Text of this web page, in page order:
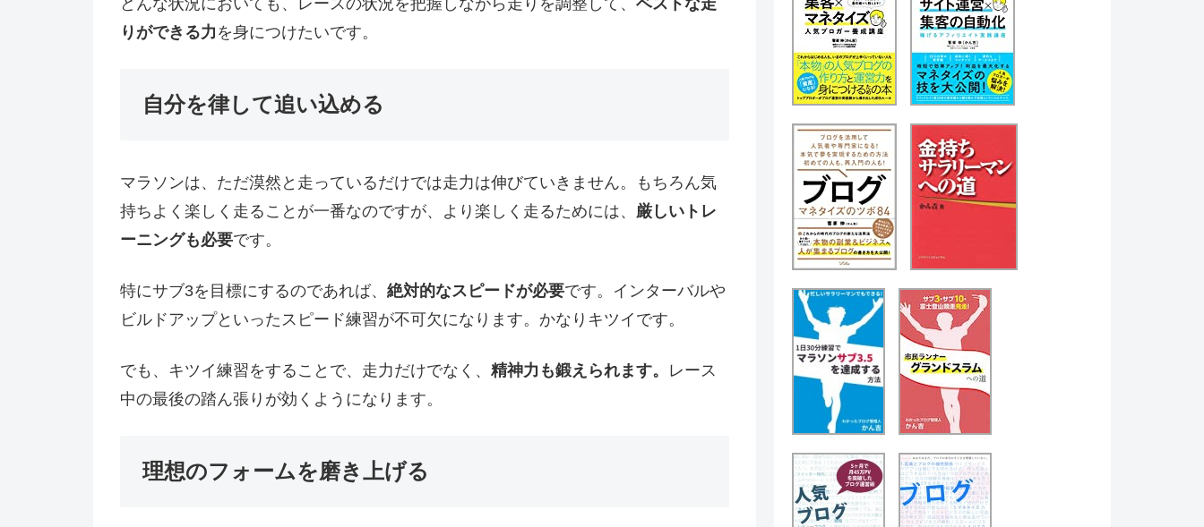
どんな状況においても、レースの状況を把握しながら走りを調整して、 ベストな走
りができる力 を身につけたいです。
自分を律して追い込める
マラソンは、ただ漠然と走っているだけでは走力は伸びていきません。もちろん気
持ちよく楽しく走ることが一番なのですが、より楽しく走るためには、 厳しいトレ
ーニングも必要です。
特にサブ3を目標にするのであれば、 絶対的なスピードが必要です。インターバルや
ビルドアップといったスピード練習が不可欠になります。かなりキツイです。
でも、キツイ練習をすることで、走力だけでなく、 精神力も鍛えられます。 レース
中の最後の踏ん張りが効くようになります。
理想のフォームを磨き上げる